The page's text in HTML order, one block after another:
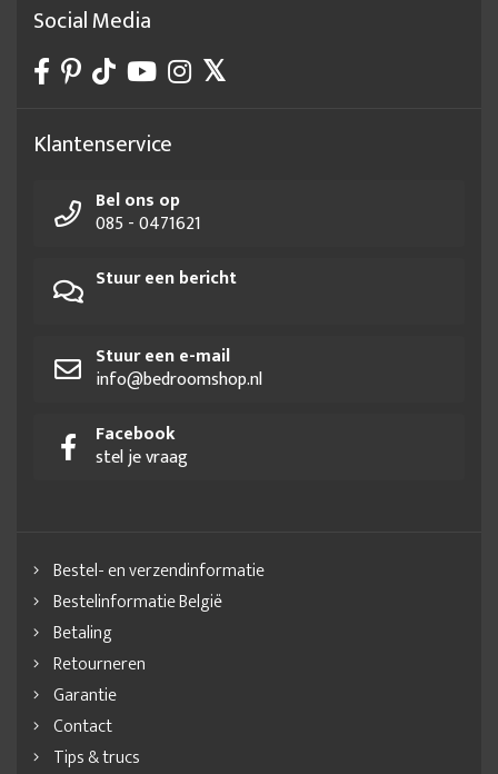
Social Media
Klantenservice
Bel ons op
085 - 0471621
Stuur een bericht
Stuur een e-mail
info@bedroomshop.nl
Facebook
stel je vraag
Bestel- en verzendinformatie
Bestelinformatie België
Betaling
Retourneren
Garantie
Contact
Tips & trucs